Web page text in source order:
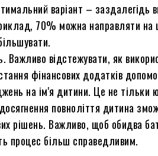
варіант – заздалегідь
70% можна направляти
Важливо відстежувати, як
фінансових додатків
на ім'я дитини. Це не тільки
повноліття дитина
рішень. Важливо, щоб обидва
процес більш справедливим.